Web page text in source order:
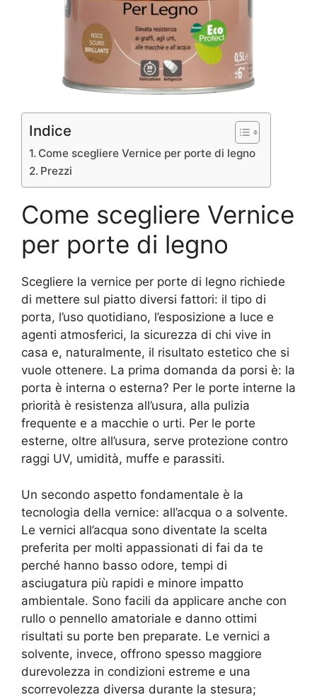
Indice
Come scegliere Vernice per porte di legno
Prezzi
Come scegliere Vernice
per porte di legno
Scegliere la vernice per porte di legno richiede
di mettere sul piatto diversi fattori: il tipo di
porta, l’uso quotidiano, l’esposizione a luce e
agenti atmosferici, la sicurezza di chi vive in
casa e, naturalmente, il risultato estetico che si
vuole ottenere. La prima domanda da porsi è: la
porta è interna o esterna? Per le porte interne la
priorità è resistenza all’usura, alla pulizia
frequente e a macchie o urti. Per le porte
esterne, oltre all’usura, serve protezione contro
raggi UV, umidità, muffe e parassiti.
Un secondo aspetto fondamentale è la
tecnologia della vernice: all’acqua o a solvente.
Le vernici all’acqua sono diventate la scelta
preferita per molti appassionati di fai da te
perché hanno basso odore, tempi di
asciugatura più rapidi e minore impatto
ambientale. Sono facili da applicare anche con
rullo o pennello amatoriale e danno ottimi
risultati su porte ben preparate. Le vernici a
solvente, invece, offrono spesso maggiore
durevolezza in condizioni estreme e una
scorrevolezza diversa durante la stesura;